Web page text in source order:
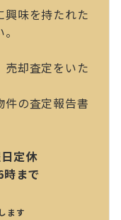
興味を持たれた
却査定をいた
の査定報告書
定休
まで
ます